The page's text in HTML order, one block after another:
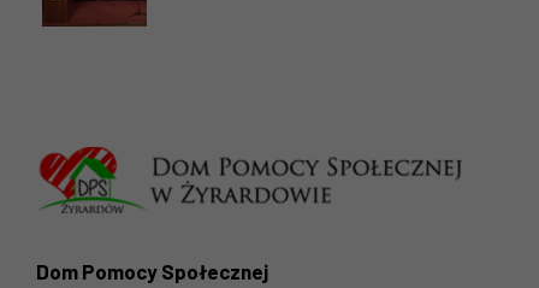
Dom Pomocy Społecznej
one potrzebne
do
funkcjonowania